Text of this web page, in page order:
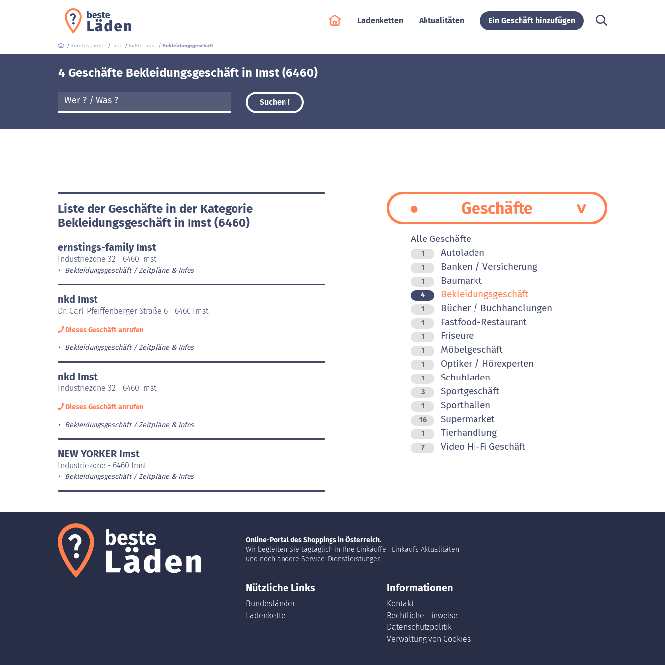
Ladenketten Aktualitäten Ein Geschäft hinzufügen
Bundesländer Tirol 6460 - Imst Bekleidungsgeschäft
4 Geschäfte Bekleidungsgeschäft in Imst (6460)
Suchen !
Liste der Geschäfte in der Kategorie
Bekleidungsgeschäft in Imst (6460)
ernstings-family Imst
Industriezone 32 - 6460 Imst
Bekleidungsgeschäft Zeitpläne & Infos
nkd Imst
Dr.-Carl-Pfeiffenberger-Straße 6 - 6460 Imst
Dieses Geschäft anrufen
Bekleidungsgeschäft Zeitpläne & Infos
nkd Imst
Industriezone 32 - 6460 Imst
Dieses Geschäft anrufen
Bekleidungsgeschäft Zeitpläne & Infos
NEW YORKER Imst
Industriezone - 6460 Imst
Bekleidungsgeschäft Zeitpläne & Infos
Geschäfte
Alle Geschäfte
1 Autoladen
1 Banken / Versicherung
1 Baumarkt
4 Bekleidungsgeschäft
1 Bücher / Buchhandlungen
1 Fastfood-Restaurant
1 Friseure
1 Möbelgeschäft
1 Optiker / Hörexperten
1 Schuhladen
3 Sportgeschäft
1 Sporthallen
16 Supermarket
1 Tierhandlung
7 Video Hi-Fi Geschäft
Online-Portal des Shoppings in Österreich.
Wir begleiten Sie tagtäglich in Ihre Einkäuffe : Einkaufs Aktualitäten
und noch andere Service-Dienstleistungen.
Nützliche Links
Bundesländer
Ladenkette
Informationen
Kontakt
Rechtliche Hinweise
Datenschutzpolitik
Verwaltung von Cookies